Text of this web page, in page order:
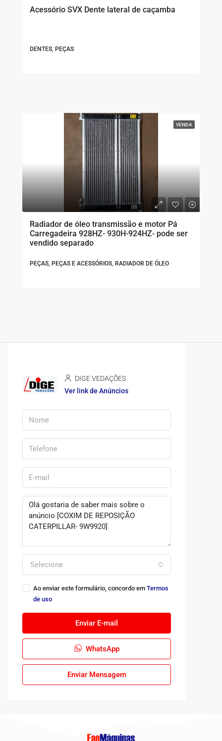
Acessório SVX Dente lateral de caçamba
DENTES, PEÇAS
VENDA
Radiador de óleo transmissão e motor Pá
Carregadeira 928HZ- 930H-924HZ- pode ser
vendido separado
PEÇAS, PEÇAS E ACESSÓRIOS, RADIADOR DE ÓLEO
DIGE VEDAÇÕES
Ver link de Anúncios
Selecione
Ao enviar este formulário, concordo em Termos
de uso
Enviar E-mail
WhatsApp
Enviar Mensagem